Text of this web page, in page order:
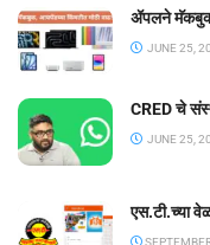
ॲपलने मॅकबुक,
JUNE 25,
CRED चे
JUNE 25,
एस.टी.च्या